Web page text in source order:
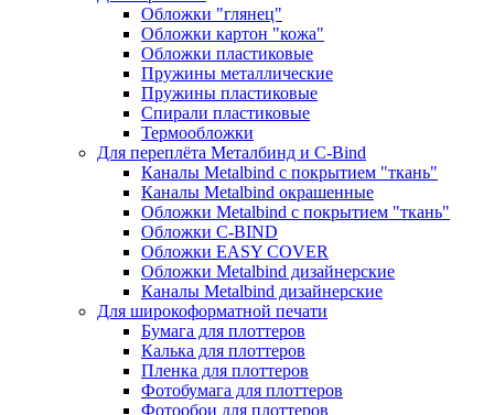
Обложки "глянец"
Обложки картон "кожа"
Обложки пластиковые
Пружины металлические
Пружины пластиковые
Спирали пластиковые
Термообложки
Для переплёта Металбинд и C-Bind
Каналы Metalbind с покрытием "ткань"
Каналы Metalbind окрашенные
Обложки Metalbind с покрытием "ткань"
Обложки C-BIND
Обложки EASY COVER
Обложки Metalbind дизайнерские
Каналы Metalbind дизайнерские
Для широкоформатной печати
Бумага для плоттеров
Калька для плоттеров
Пленка для плоттеров
Фотобумага для плоттеров
Фотообои для плоттеров